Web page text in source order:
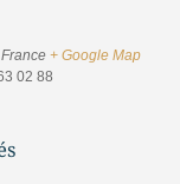
France + Google Map
02 88